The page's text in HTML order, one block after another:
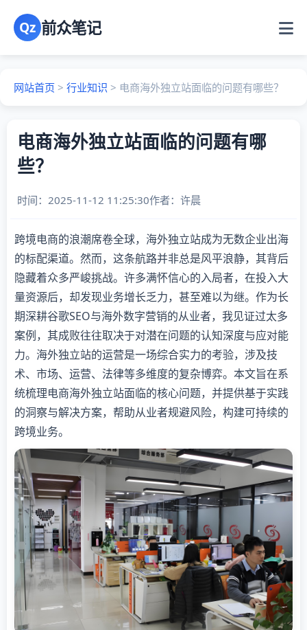
Qz 前众笔记
网站首页 > 行业知识 > 电商海外独立站面临的问题有哪些？
电商海外独立站面临的问题有哪
些？
时间：2025-11-12 11:25:30作者： 许晨
跨境电商的浪潮席卷全球，海外独立站成为无数企业出海
的标配渠道。然而，这条航路并非总是风平浪静，其背后
隐藏着众多严峻挑战。许多满怀信心的入局者，在投入大
量资源后，却发现业务增长乏力，甚至难以为继。作为长
期深耕谷歌SEO与海外数字营销的从业者，我见证过太多
案例，其成败往往取决于对潜在问题的认知深度与应对能
力。海外独立站的运营是一场综合实力的考验，涉及技
术、市场、运营、法律等多维度的复杂博弈。本文旨在系
统梳理电商海外独立站面临的核心问题，并提供基于实践
的洞察与解决方案，帮助从业者规避风险，构建可持续的
跨境业务。